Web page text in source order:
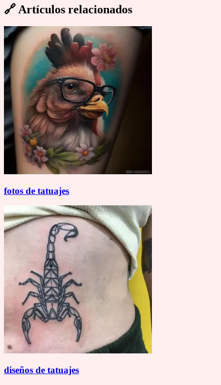
🔗 Artículos relacionados
fotos de tatuajes
diseños de tatuajes